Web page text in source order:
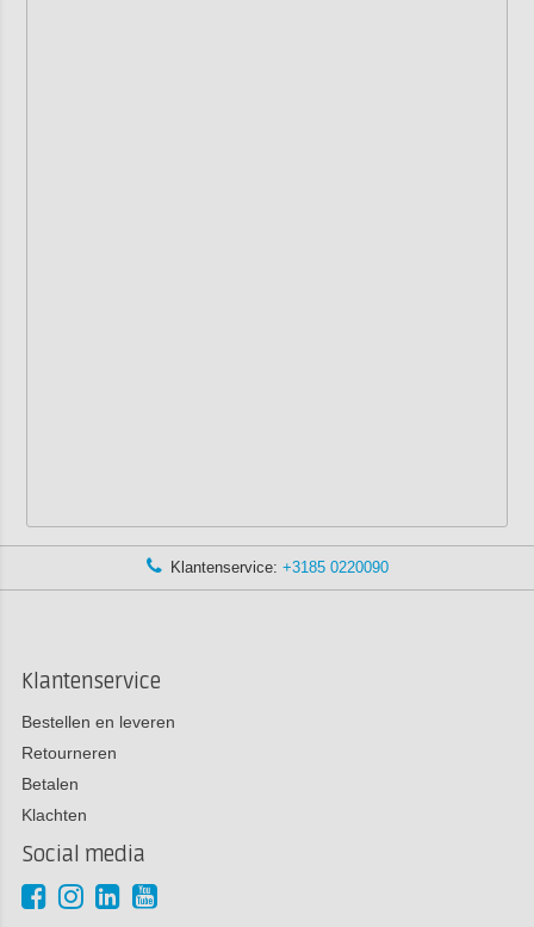
Klantenservice: +3185 0220090
Klantenservice
Bestellen en leveren
Retourneren
Betalen
Klachten
Social media